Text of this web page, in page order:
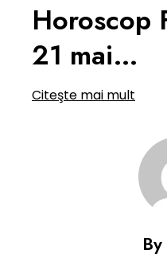
Horoscop
21 mai…
Citeşte mai mult